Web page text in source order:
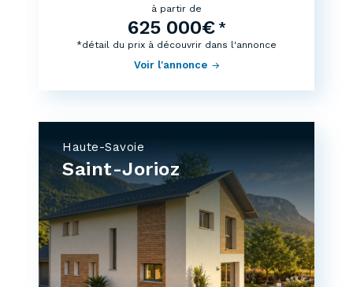
à partir de
625 000€ *
Voir l'annonce
*détail du prix à découvrir dans l'annonce
Haute-Savoie
Saint-Jorioz